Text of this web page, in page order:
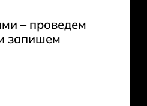
– проведем
запишем